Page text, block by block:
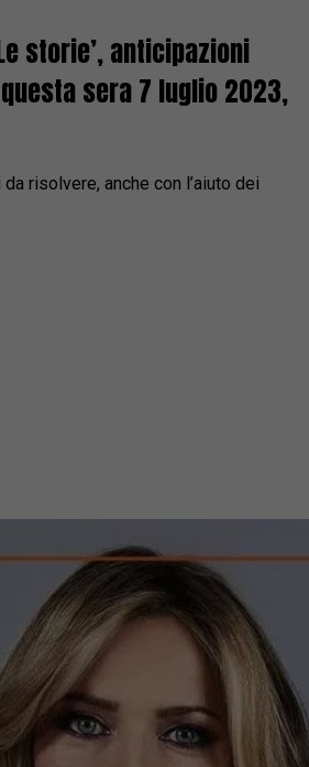
storie’, anticipazioni
sera 7 luglio 2023,
da risolvere, anche con l’aiuto dei